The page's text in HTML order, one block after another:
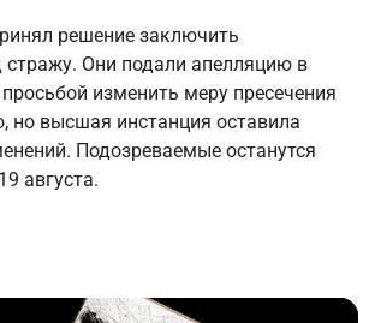
решение заключить
Они подали апелляцию в
изменить меру пресечения
но высшая инстанция оставила
Подозреваемые останутся
августа.